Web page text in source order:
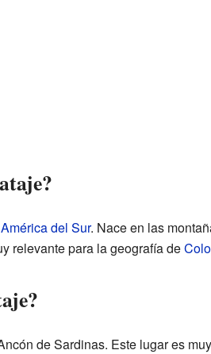
América del Sur. Nace en las
relevante para la geografía de
de Sardinas. Este lugar es